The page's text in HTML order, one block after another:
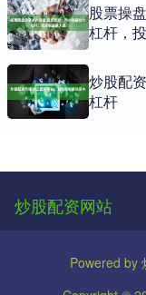
股票操
杠杆，
炒股配
杠杆
炒股配资网站
Powered by